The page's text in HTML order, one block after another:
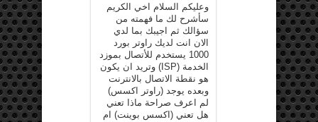
وعليكم السلام اخي الكريم
سأشرح لك ما فهمته من
سؤالك ثم اجيبك بما لدي
الان انت لديك راوتر بورد
1000 يستخدم للأتصال بموزد
الخدمة (ISP) وتريد ان يكون
هو نقطة الاتصال بالانترنت
وبعده يوجد (راوتر اكسس)
لم اعرف صراحة ماذا تعني
هل تعني (اكسس بوينت) ام